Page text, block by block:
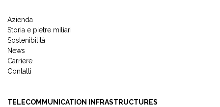
Azienda
Storia e pietre miliari
Sostenibilità
News
Carriere
Contatti
TELECOMMUNICATION INFRASTRUCTURES